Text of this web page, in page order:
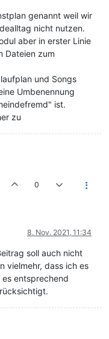
genannt weil wir
nicht nutzen.
aber in erster Linie
Dateien zum
und Songs
Umbenennung
ist.
zu
0
8. Nov. 2021, 11:34
soll auch nicht
vielmehr, dass ich es
entsprechend